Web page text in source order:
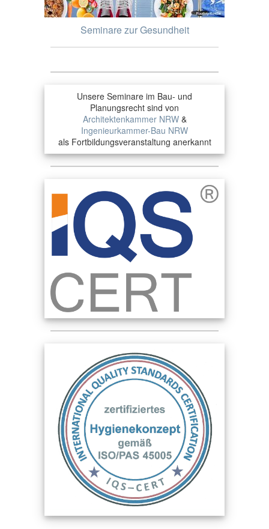
Seminare zur Gesundheit
Unsere Seminare im Bau- und
Planungsrecht sind von
Architektenkammer NRW&
Ingenieurkammer-Bau NRW
als Fortbildungsveranstaltung anerkannt